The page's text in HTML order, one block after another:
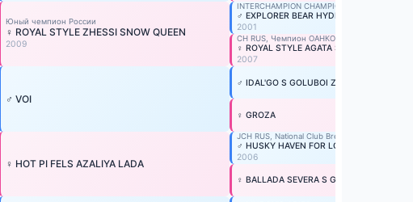
Юный чемпион России
♀ ROYAL STYLE ZHESSI SNOW QUEEN
2009
♂ VOI
♀ HOT PI FELS AZALIYA LADA
INTERCHAMPION CHAMPION POLSKI
♂ EXPLORER BEAR HYDRARGIUM
2001
CH RUS, Чемпион ОАНКОО, Чемпио
♀ ROYAL STYLE AGATA SUMMER FLOWER
2007
♂ IDAL'GO S GOLUBOI ZVEZDI
♀ GROZA
JCH RUS, National Club Breed,
♂ HUSKY HAVEN FOR LOVE OF BELSTOK
2006
♀ BALLADA SEVERA S GOLUBOY ZVEZDY